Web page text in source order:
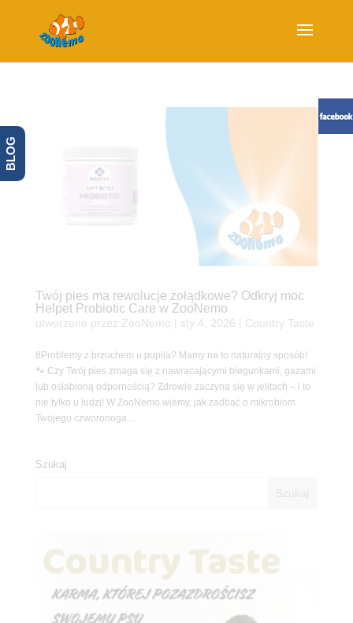
Twój pies ma rewolucje żołądkowe? Odkryj moc
Helpet Probiotic Care w ZooNemo
utworzone przez ZooNemo sty 4, 2026 Country Taste
8Problemy z brzuchem u pupila? Mamy na to naturalny sposób!
🐾 Czy Twój pies zmaga się z nawracającymi biegunkami, gazami
lub osłabioną odpornością? Zdrowie zaczyna się w jelitach – i to
nie tylko u ludzi! W ZooNemo wiemy, jak zadbać o mikrobiom
Twojego czworonoga....
Szukaj
BLOG